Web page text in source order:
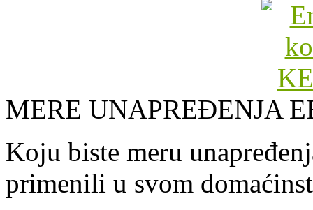
MERE UNAPREĐENJA
Koju biste meru
primenili u svom